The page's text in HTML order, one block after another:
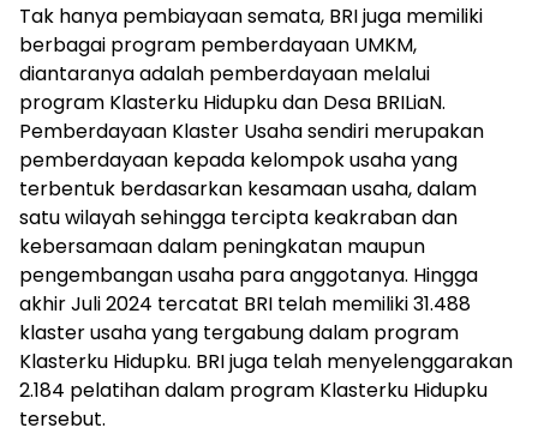
Tak hanya pembiayaan semata, BRI juga memiliki
berbagai program pemberdayaan UMKM,
diantaranya adalah pemberdayaan melalui
program Klasterku Hidupku dan Desa BRILiaN.
Pemberdayaan Klaster Usaha sendiri merupakan
pemberdayaan kepada kelompok usaha yang
terbentuk berdasarkan kesamaan usaha, dalam
satu wilayah sehingga tercipta keakraban dan
kebersamaan dalam peningkatan maupun
pengembangan usaha para anggotanya. Hingga
akhir Juli 2024 tercatat BRI telah memiliki 31.488
klaster usaha yang tergabung dalam program
Klasterku Hidupku. BRI juga telah menyelenggarakan
2.184 pelatihan dalam program Klasterku Hidupku
tersebut.